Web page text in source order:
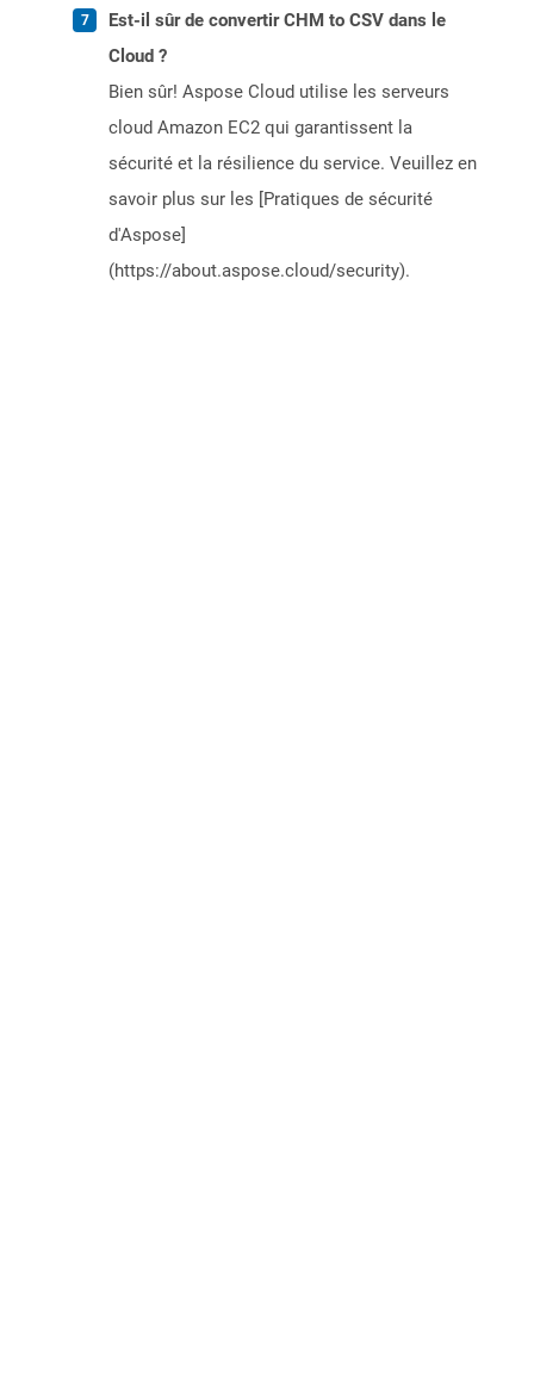
Est-il sûr de convertir CHM to CSV dans le
Cloud ?
Bien sûr! Aspose Cloud utilise les serveurs
cloud Amazon EC2 qui garantissent la
sécurité et la résilience du service. Veuillez en
savoir plus sur les [Pratiques de sécurité
d'Aspose]
(https://about.aspose.cloud/security).